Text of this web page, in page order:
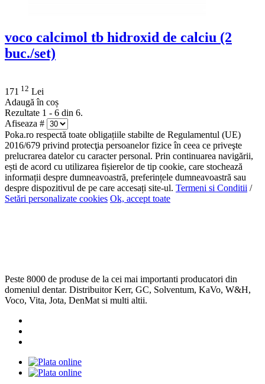
voco calcimol tb hidroxid de calciu (2
buc./set)
171 12 Lei
Adaugă în coș
Rezultate 1 - 6 din 6.
Afiseaza #
Poka.ro respectă toate obligațiile stabilte de Regulamentul (UE)
2016/679 privind protecţia persoanelor fizice în ceea ce priveşte
prelucrarea datelor cu caracter personal. Prin continuarea navigării,
ești de acord cu utilizarea fișierelor de tip cookie, care stochează
informații despre dumneavoastră, preferințele dumneavoastră sau
despre dispozitivul de pe care accesați site-ul. Termeni si Conditii /
Setări personalizate cookies Ok, accept toate
Peste 8000 de produse de la cei mai importanti producatori din
domeniul dentar. Distribuitor Kerr, GC, Solventum, KaVo, W&H,
Voco, Vita, Jota, DenMat si multi altii.